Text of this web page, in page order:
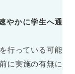
やかに学生へ通
行っている可能
に実施の有無に